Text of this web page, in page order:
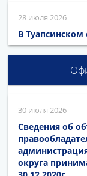
28 июля 2026
В Туапсинском
30 июля 2026
Сведения об
округа